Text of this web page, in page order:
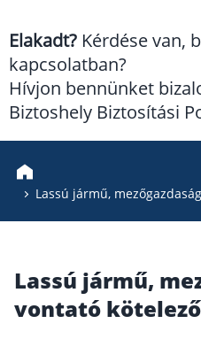
KÖBE
Mondial
Posta
Union
Wáberer
Elakadt? Kérdése van,
kapcsolatban?
Hívjon bennünket
Biztoshely Biztosítási
Lassú jármű,
Lassú jármű,
vontató